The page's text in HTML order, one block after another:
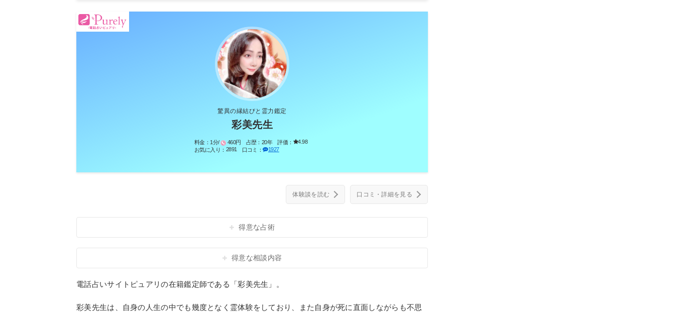
驚異の縁結びと霊力鑑定
彩美先生
料金： 1分/ 460円 占歴： 20年 評価：
4.98
お気に入り： 2891 口コミ： 1927
体験談を読む 口コミ・詳細を見る
得意な占術
得意な相談内容
電話占いサイトピュアリの在籍鑑定師である「彩美先生」。
彩美先生は、自身の人生の中でも幾度となく霊体験をしており、また自身が死に直面しながらも不思